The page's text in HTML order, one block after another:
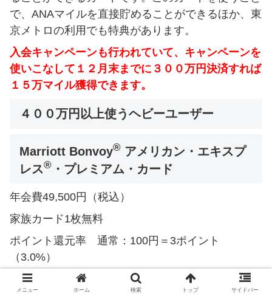
で、ANAマイルを直接貯めることができるほか、東
京メトロの利用でも特典があります。
入会キャンペーンも行われていて、キャンペーンを
使いこなして１２月末までに３００万円決済すれば
１５万マイル獲得できます。
４００万円以上使うヘビーユーザー
Marriott Bonvoy® アメリカン・エキスプ
レス® ・プレミアム・カード
年会費49,500円（税込）
家族カード1枚無料
ポイント還元率 通常：100円＝3ポイント
（3.0%）
マイル還元率 最高１.25％
メニュー ホーム 検索 トップ サイドバー